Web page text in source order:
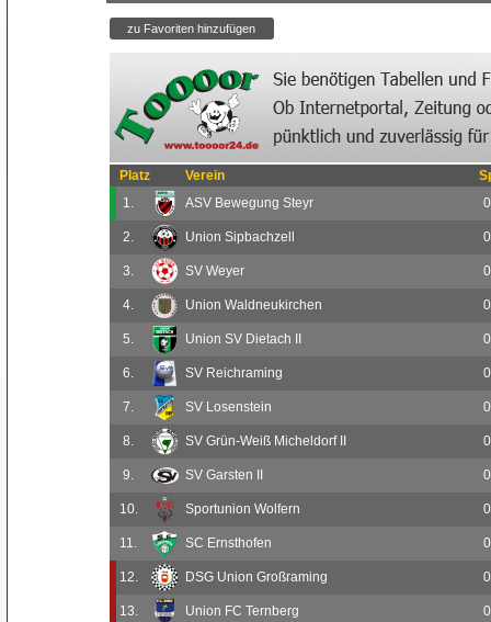
Platz Verein
1.
ASV Bewegung Steyr 0
2. Union Sipbachzell 0
3. SV Weyer 0
4. Union Waldneukirchen 0
5. Union SV Dietach II 0
6. SV Reichraming 0
7. SV Losenstein 0
8. SV Grün-Weiß Micheldorf II 0
9. SV Garsten II 0
10. Sportunion Wolfern 0
11. SC Ernsthofen 0
12. DSG Union Großraming 0
13. Union FC Ternberg 0